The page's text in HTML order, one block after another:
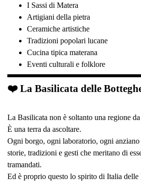
I Sassi di Matera
Artigiani della pietra
Ceramiche artistiche
Tradizioni popolari lucane
Cucina tipica materana
Eventi culturali e folklore
❤️ La Basilicata delle
La Basilicata non è soltanto una regione
È una terra da ascoltare.
Ogni borgo, ogni laboratorio, ogni anziano
storie, tradizioni e gesti che meritano di
tramandati.
Ed è proprio questo lo spirito di Italia delle